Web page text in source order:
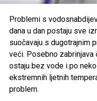
Problemi s
dana u dan postaju sve
suočavaju s dugotrajnim
veći. Posebno zabrinjava
ostaju bez vode i po
ekstremnih ljetnih
problem.